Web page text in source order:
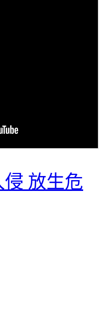
放生危